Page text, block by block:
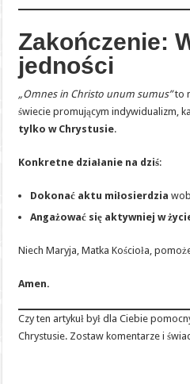
Zakończenie:
jedności
„Omnes in Christo unum sumus”to
świecie promującym indywidualizm,
tylko w Chrystusie.
Konkretne działanie na dziś:
Dokonać aktu miłosierdzia
Angażować się aktywniej w
Niech Maryja, Matka Kościoła,
Amen.
Czy ten artykuł był dla Ciebie
Chrystusie. Zostaw komentarze i